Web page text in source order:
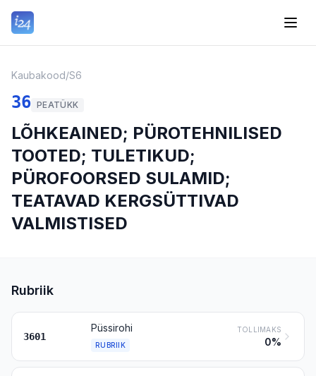
Kaubakood/S6
36 PEATÜKK
LÕHKEAINED; PÜROTEHNILISED
TOOTED; TULETIKUD;
PÜROFOORSED SULAMID;
TEATAVAD KERGSÜTTIVAD
VALMISTISED
Rubriik
3601
Püssirohi
RUBRIIK
TOLLIMAKS
0%